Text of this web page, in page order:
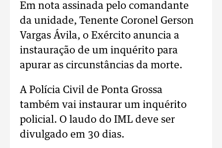
Em nota assinada pelo comandante
da unidade, Tenente Coronel Gerson
Vargas Ávila, o Exército anuncia a
instauração de um inquérito para
apurar as circunstâncias da morte.
A Polícia Civil de Ponta Grossa
também vai instaurar um inquérito
policial. O laudo do IML deve ser
divulgado em 30 dias.